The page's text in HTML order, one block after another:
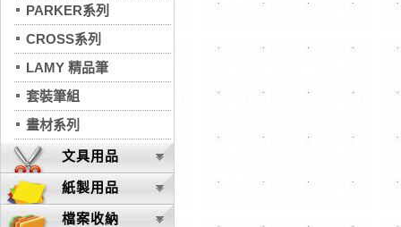
PARKER系列
CROSS系列
LAMY 精品筆
套裝筆組
畫材系列
文具用品
紙製用品
檔案收納